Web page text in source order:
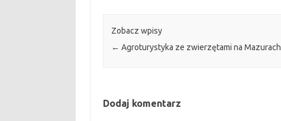
Zobacz wpisy
← Agroturystyka ze zwierzętami na Mazurach
Dodaj komentarz